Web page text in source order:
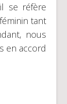
se réfère
tant
nous
en accord